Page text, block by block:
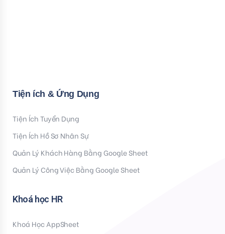
Tiện ích & Ứng Dụng
Tiện Ích Tuyển Dụng
Tiện Ích Hồ Sơ Nhân Sự
Quản Lý Khách Hàng Bằng Google Sheet
Quản Lý Công Việc Bằng Google Sheet
Khoá học HR
Khoá Học AppSheet